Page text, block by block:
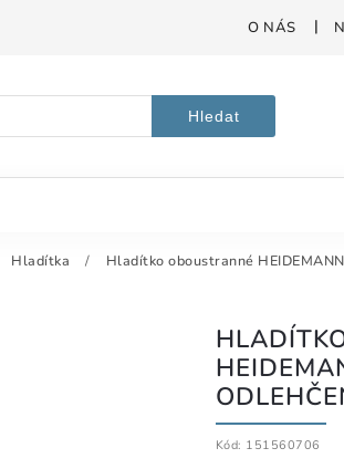
O NÁS
Hledat
Hladítka / Hladítko oboustranné
Kód: 151560706